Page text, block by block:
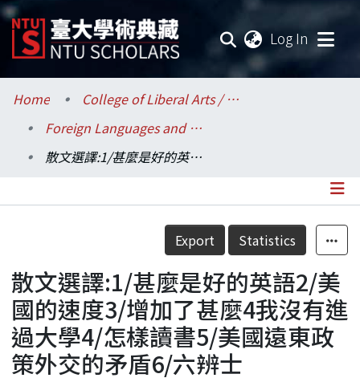
Log In
Communities & Collections
Research Outputs
Statistics
Home
College of Liberal Arts / 文學院
Foreign Languages and Literatures / 外國語文學系
散文選譯:1/甚麼是好的英語2/美國的速度3/增加了甚麼4我沒有進過大學4/怎樣讀書5/美國遠東政策外交的矛盾6/六辨士
Details
Export Statistics
散文選譯:1/甚麼是好的英語2/美
國的速度3/增加了甚麼4我沒有進
過大學4/怎樣讀書5/美國遠東政
策外交的矛盾6/六辨士